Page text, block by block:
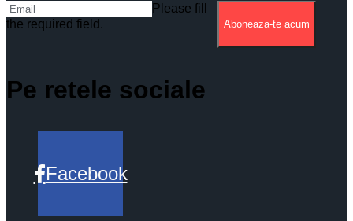
Please fill
the required field.
Aboneaza-te acum
Pe retele sociale
Facebook